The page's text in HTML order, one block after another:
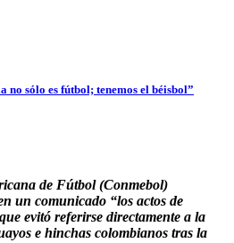
sólo es fútbol; tenemos el béisbol”
de Fútbol (Conmebol)
un comunicado “los actos de
evitó referirse directamente a la
e hinchas colombianos tras la